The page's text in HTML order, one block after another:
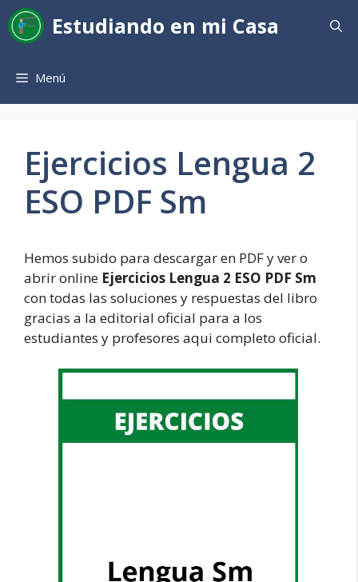
Saltar
al
contenido
Estudiando en mi Casa
Menú
Ejercicios Lengua 2
ESO PDF Sm
Hemos subido para descargar en PDF y ver o
abrir online Ejercicios Lengua 2 ESO PDF Sm
con todas las soluciones y respuestas del libro
gracias a la editorial oficial para a los
estudiantes y profesores aqui completo oficial.